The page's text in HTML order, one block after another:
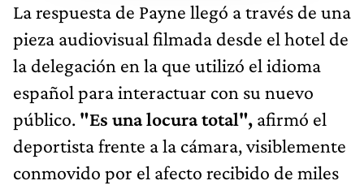
La respuesta de Payne llegó a través de una
pieza audiovisual filmada desde el hotel de
la delegación en la que utilizó el idioma
español para interactuar con su nuevo
público. "Es una locura total", afirmó el
deportista frente a la cámara, visiblemente
conmovido por el afecto recibido de miles